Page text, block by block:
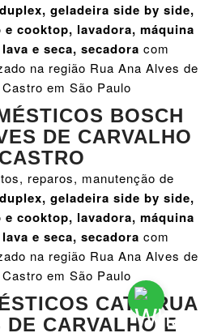
geladeira side by side,
cooktop, lavadora, máquina
e seca, secadora com
na região Rua Ana Alves de
em São Paulo
BOSCH
DE CARVALHO
reparos, manutenção de
geladeira side by side,
cooktop, lavadora, máquina
e seca, secadora com
na região Rua Ana Alves de
em São Paulo
CATA RUA
DE CARVALHO E